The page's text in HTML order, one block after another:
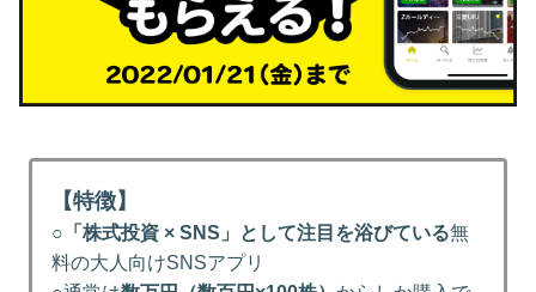
【特徴】
○ 「株式投資 × SNS」として注目を浴びている無
料の大人向けSNSアプリ